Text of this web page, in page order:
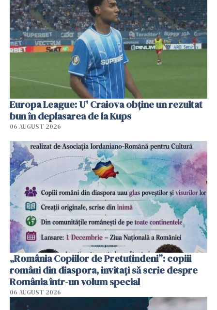
Europa League: U' Craiova obține un rezultat
bun în deplasarea de la Kups
06 AUGUST 2026
„România Copiilor de Pretutindeni”: copiii
români din diaspora, invitați să scrie despre
România într-un volum special
06 AUGUST 2026